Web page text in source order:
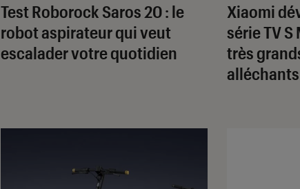
Test Roborock Saros 20 : le
robot aspirateur qui veut
escalader votre quotidien
Xiaomi
série TV S
très
alléchants